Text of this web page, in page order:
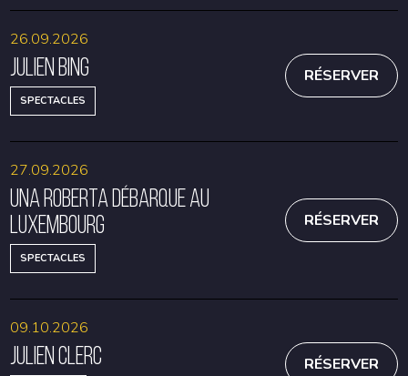
Julien Bing
SPECTACLES
26.09.2026
RÉSERVER
Una Roberta débarque au
Luxembourg
SPECTACLES
27.09.2026
RÉSERVER
Julien Clerc
09.10.2026
RÉSERVER